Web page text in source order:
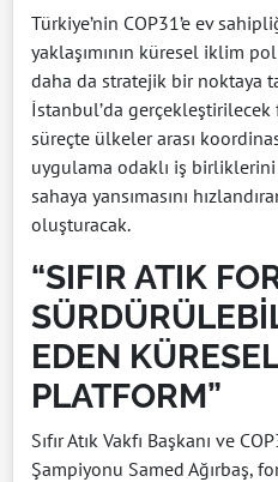
Türkiye’nin COP31’e ev
yaklaşımının küresel iklim
daha da stratejik bir noktaya
İstanbul’da gerçekleştirilecek
süreçte ülkeler arası
uygulama odaklı iş
sahaya yansımasını
oluşturacak.
“SIFIR ATIK
EDEN
PLATFORM”
Sıfır Atık Vakfı Başkanı ve
Şampiyonu Samed Ağırbaş,